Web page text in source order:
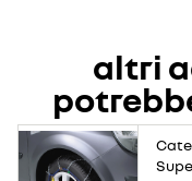
altri